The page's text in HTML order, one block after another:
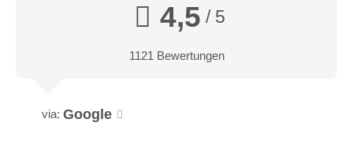
4,5 / 5
1121 Bewertungen
via: Google